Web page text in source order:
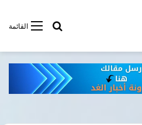
القائمةأبحت فى